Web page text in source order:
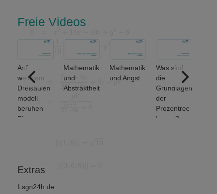
Freie Videos
Auf
welchem
Dreisäulen
modell
beruhen
Finanz-
Mathematik
und
Abstraktheit
Mathematik
und Angst
Was sind
die
Grundlagen
der
Prozentrec
hnung?
Extras
Lsgn24h.de